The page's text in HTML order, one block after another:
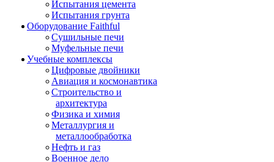
Испытания цемента
Испытания грунта
Оборудование Faithful
Сушильные печи
Муфельные печи
Учебные комплексы
Цифровые двойники
Авиация и космонавтика
Строительство и
архитектура
Физика и химия
Металлургия и
металлообработка
Нефть и газ
Военное дело